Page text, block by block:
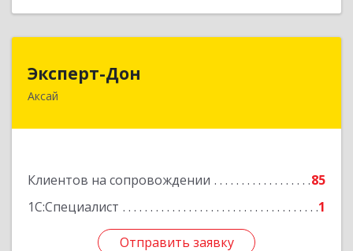
Эксперт-Дон
Аксай
Клиентов на сопровождении
85
1С:Специалист
1
Отправить заявку
346720, Ростовская обл, Аксай г, Буденного ул,
Отправить заявку